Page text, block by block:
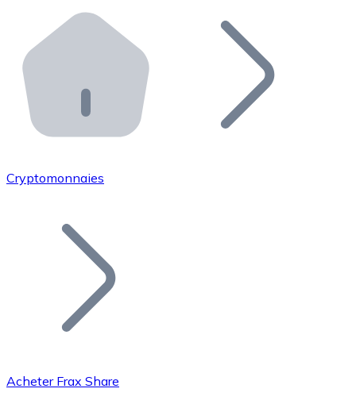
Distributeurs automatiques Bitnovo
Intégrez un ATM Bitnovo dans votre entreprise et
API Bitnovo
Intégrez notre API dans votre écosystème.
Rejoignez notre réseau de distributeurs et
Ajoutez le token de votre projet à notre service
Cryptomonnaies
Acheter Frax Share